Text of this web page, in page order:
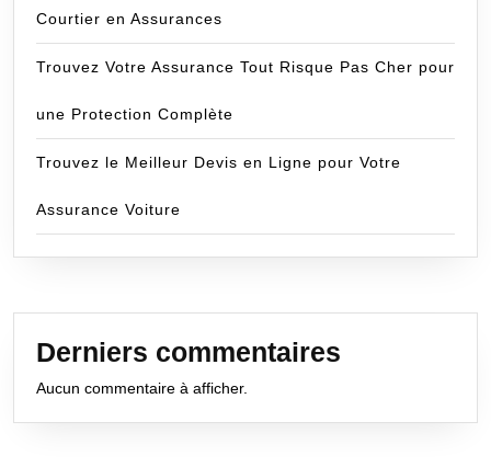
Courtier en Assurances
Trouvez Votre Assurance Tout Risque Pas Cher pour
une Protection Complète
Trouvez le Meilleur Devis en Ligne pour Votre
Assurance Voiture
Derniers commentaires
Aucun commentaire à afficher.